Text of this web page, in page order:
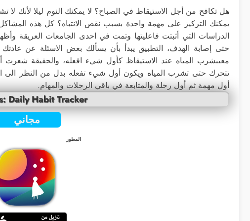
هل تكافح من أجل الاستيقاظ في الصباح؟ لا يمكنك النوم ليلا لأنك
يمكنك التركيز على مهمة واحدة بسبب نقص الانتباه؟ كل هذه
الدراسات التي أثبتت فاعليتها وتمت في احدى الجامعات العريقة
حتى إصابة الهدف، التطبيق يبدأ بأن يسألك بعض الاسئلة عن
معيبشرب المياه عند الاستيقاظ كأول شيء افعله، والحقيقة
تتحرك حتى تشرب المياه ويكون أول شيء تفعله بدل من النظر الى
أول مهمة ثم أول رحلة والمتابعة في باقي الرحلات والمهام.
Daily Habit Tracker
مجاني
المطور